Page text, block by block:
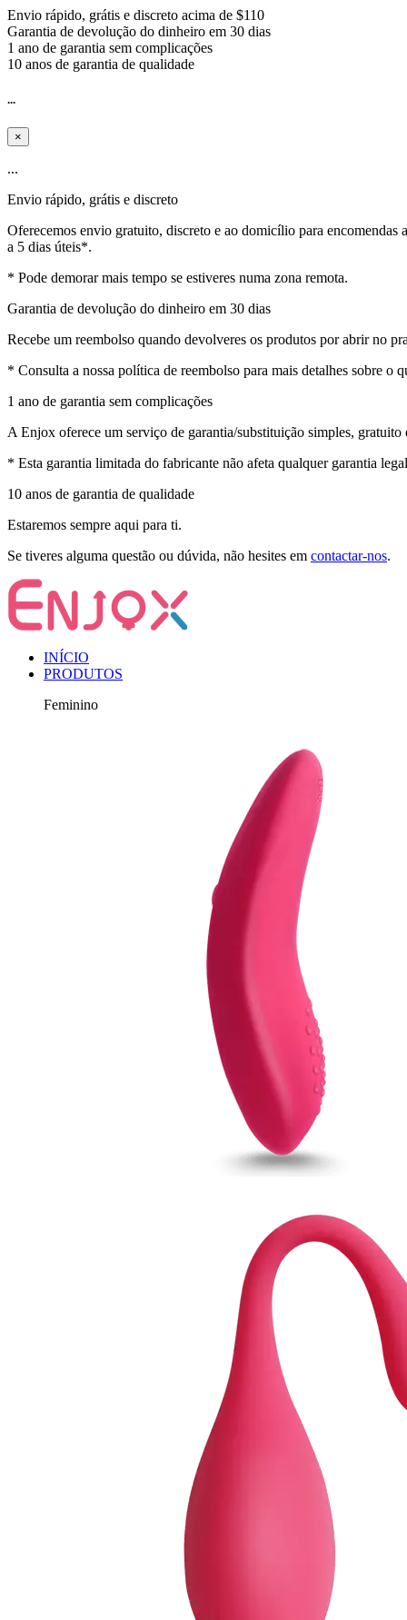
Envio rápido, grátis e discreto acima de $110
Garantia de devolução do dinheiro em 30 dias
1 ano de garantia sem complicações
10 anos de garantia de qualidade
...
×
...
Envio rápido, grátis e discreto
Oferecemos envio gratuito, discreto e ao domicílio para encomendas
a 5 dias úteis*.
* Pode demorar mais tempo se estiveres numa zona remota.
Garantia de devolução do dinheiro em 30 dias
Recebe um reembolso quando devolveres os produtos por abrir no
* Consulta a nossa política de reembolso para mais detalhes sobre o
1 ano de garantia sem complicações
A Enjox oferece um serviço de garantia/substituição simples, gratuito
* Esta garantia limitada do fabricante não afeta qualquer garantia
10 anos de garantia de qualidade
Estaremos sempre aqui para ti.
Se tiveres alguma questão ou dúvida, não hesites em contactar-nos.
INÍCIO
PRODUTOS
Feminino